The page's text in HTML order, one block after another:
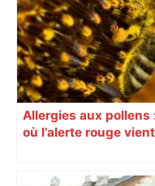
Allergies aux pollens
où l’alerte rouge